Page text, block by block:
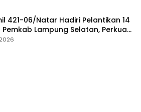
421-06/Natar Hadiri Pelantikan 14
Pemkab Lampung Selatan, Perkuat
dan Pemerintah Daerah